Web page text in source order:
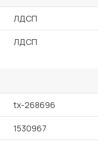
ЛДСП
ЛДСП
tx-268696
1530967